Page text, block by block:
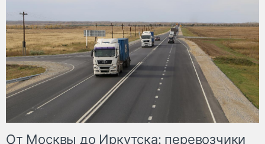
От Москвы до Иркутска: перевозчики